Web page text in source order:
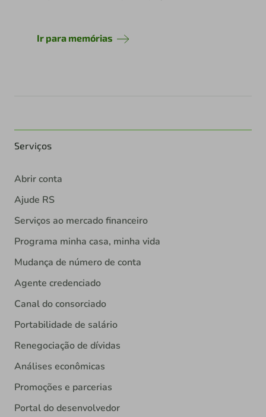
Ir para memórias
Serviços
Abrir conta
Ajude RS
Serviços ao mercado financeiro
Programa minha casa, minha vida
Mudança de número de conta
Agente credenciado
Canal do consorciado
Portabilidade de salário
Renegociação de dívidas
Análises econômicas
Promoções e parcerias
Portal do desenvolvedor